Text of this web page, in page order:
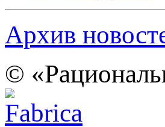
Архив
©